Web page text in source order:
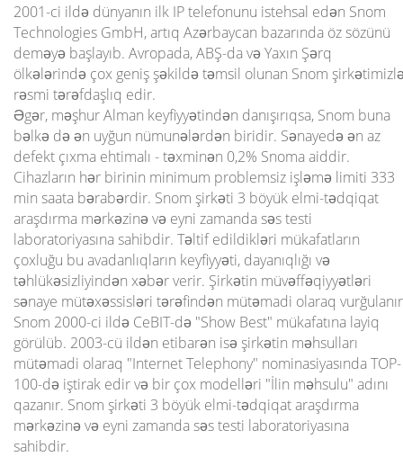
2001-ci ildə dünyanın ilk IP telefonunu istehsal edən Snom
Technologies GmbH, artıq Azərbaycan bazarında öz sözünü
deməyə başlayıb. Avropada, ABŞ-da və Yaxın Şərq
ölkələrində çox geniş şəkildə təmsil olunan Snom
rəsmi tərəfdaşlıq edir.
Əgər, məşhur Alman keyfiyyətindən danışırıqsa, Snom buna
bəlkə də ən uyğun nümunələrdən biridir. Sənayedə ən az
defekt çıxma ehtimalı - təxminən 0,2% Snoma aiddir.
Cihazların hər birinin minimum problemsiz işləmə limiti 333
min saata bərabərdir. Snom şirkəti 3 böyük elmi-tədqiqat
araşdırma mərkəzinə və eyni zamanda səs testi
laboratoriyasına sahibdir. Təltif edildikləri mükafatların
çoxluğu bu avadanlıqların keyfiyyəti, dayanıqlığı və
təhlükəsizliyindən xəbər verir. Şirkətin müvəffəqiyyətləri
sənaye mütəxəssisləri tərəfindən mütəmadi olaraq
Snom 2000-ci ildə CeBIT-də "Show Best" mükafatına layiq
görülüb. 2003-cü ildən etibarən isə şirkətin məhsulları
mütəmadi olaraq "Internet Telephony" nominasiyasında TOP-
100-də iştirak edir və bir çox modelləri "İlin məhsulu" adını
qazanır. Snom şirkəti 3 böyük elmi-tədqiqat araşdırma
mərkəzinə və eyni zamanda səs testi laboratoriyasına
sahibdir.